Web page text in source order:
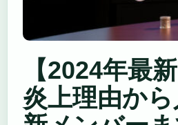
【2024年最
炎上理由か